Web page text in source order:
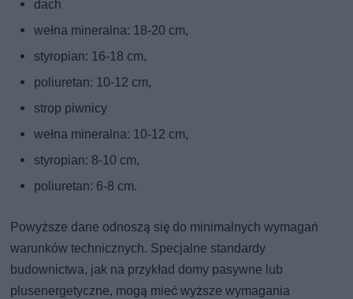
dach
wełna mineralna: 18-20 cm,
styropian: 16-18 cm,
poliuretan: 10-12 cm,
strop piwnicy
wełna mineralna: 10-12 cm,
styropian: 8-10 cm,
poliuretan: 6-8 cm.
Powyższe dane odnoszą się do minimalnych wymagań
warunków technicznych. Specjalne standardy
budownictwa, jak na przykład domy pasywne lub
plusenergetyczne, mogą mieć wyższe wymagania